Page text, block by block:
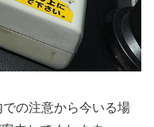
での注意から今いる場